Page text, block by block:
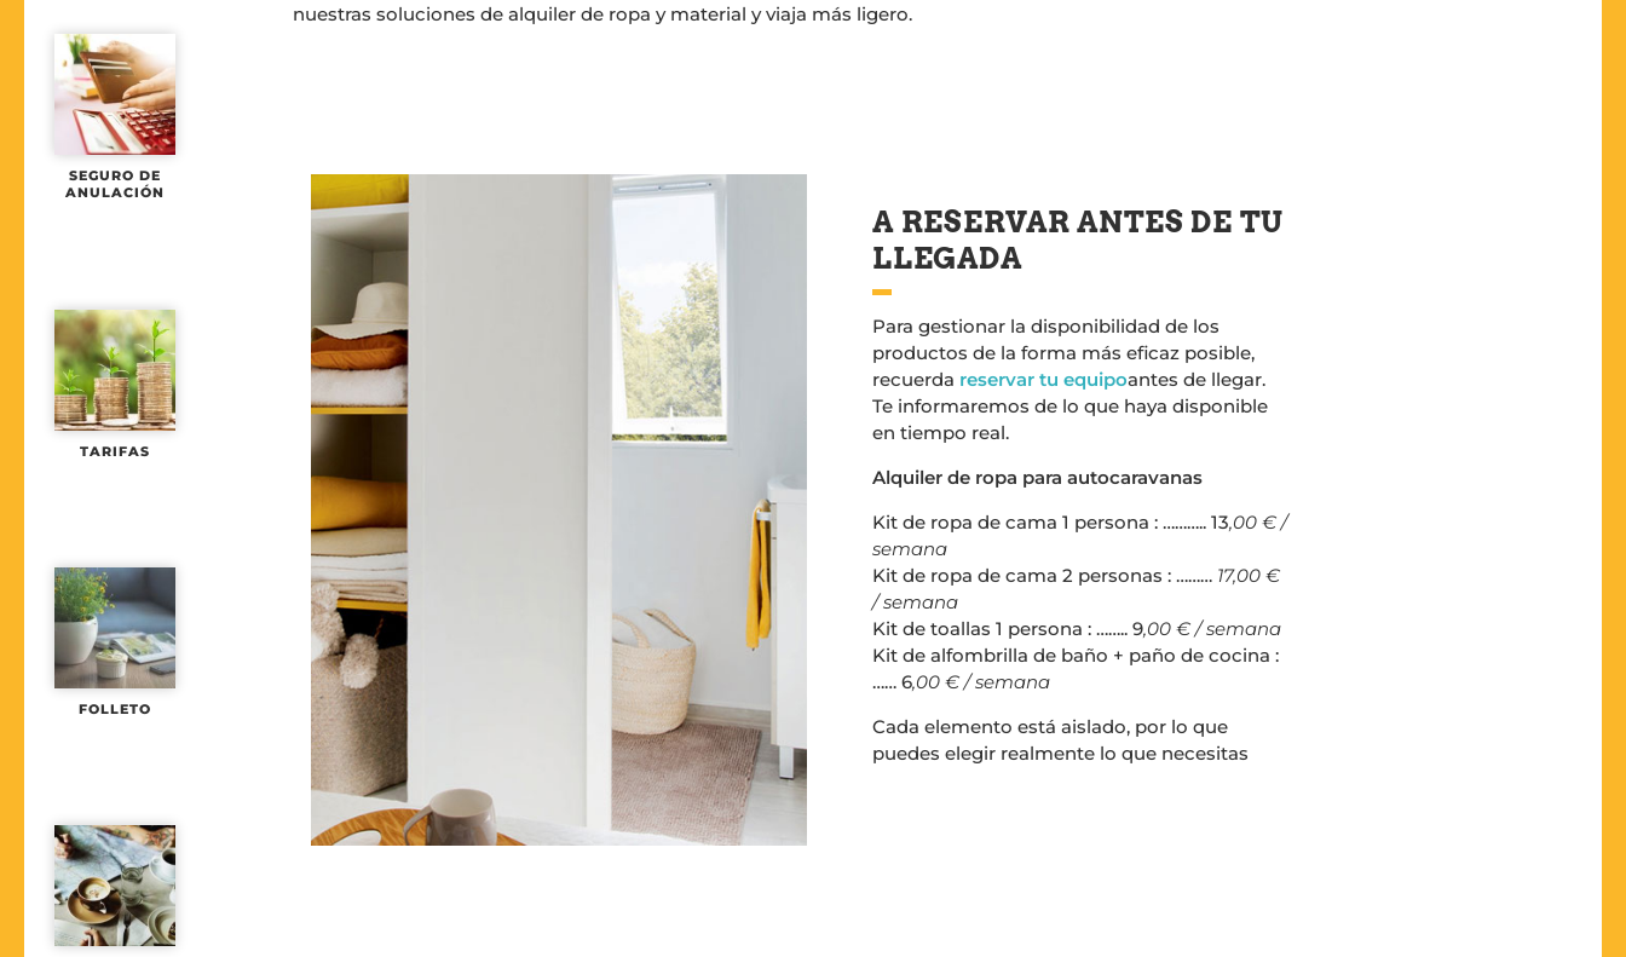
nuestras soluciones de alquiler de ropa y material y viaja más ligero.
A RESERVAR ANTES DE TU
LLEGADA
Para gestionar la disponibilidad de los
productos de la forma más eficaz posible,
recuerda reservar tu equipoantes de llegar.
Te informaremos de lo que haya disponible
en tiempo real.
Alquiler de ropa para autocaravanas
Kit de ropa de cama 1 persona : ……….. 13,00 € /
semana
Kit de ropa de cama 2 personas : ……… 17,00 €
/ semana
Kit de toallas 1 persona : …….. 9,00 € / semana
Kit de alfombrilla de baño + paño de cocina :
…… 6,00 € / semana
Cada elemento está aislado, por lo que
puedes elegir realmente lo que necesitas
SEGURO DE
ANULACIÓN
TARIFAS
FOLLETO